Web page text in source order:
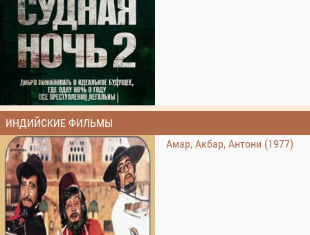
ИНДИЙСКИЕ ФИЛЬМЫ
Амар, Акбар, Антони (1977)